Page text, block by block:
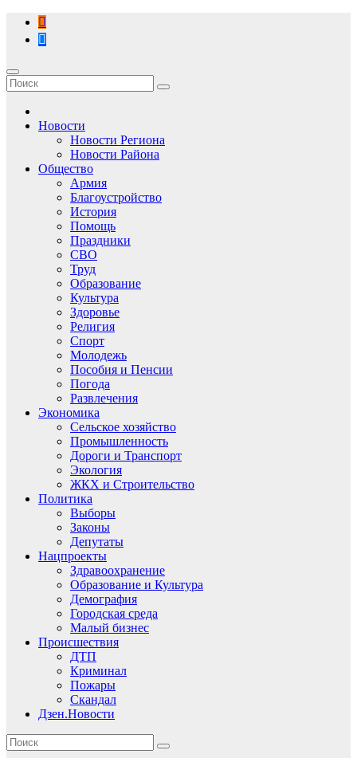
Перейти
содержимому
Новости
Новости Региона
Новости Района
Общество
Армия
Благоустройство
История
Помощь
Праздники
СВО
Труд
Образование
Культура
Здоровье
Религия
Спорт
Молодежь
Пособия и Пенсии
Погода
Развлечения
Экономика
Сельское хозяйство
Промышленность
Дороги и Транспорт
Экология
ЖКХ и Строительство
Политика
Выборы
Законы
Депутаты
Нацпроекты
Здравоохранение
Образование и Культура
Демография
Городская среда
Малый бизнес
Происшествия
ДТП
Криминал
Пожары
Скандал
Дзен.Новости